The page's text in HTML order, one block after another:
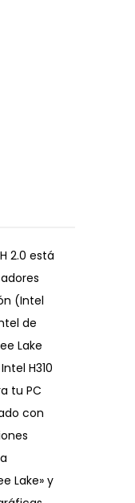
2.0 está
(Intel
de
Lake
H310
tu PC
con
Lake» y